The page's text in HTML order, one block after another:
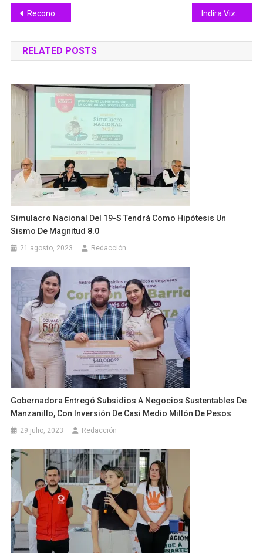
Navegación
de
entradas
Reconoce gobernadora Indira Vizcaíno a 75 estudiantes que destacaron en Olimpiada del Conocimiento Infantil
RELATED POSTS
Simulacro Nacional Del 19-S Tendrá Como Hipótesis Un
Sismo De Magnitud 8.0
21 agosto, 2023 Redacción
Gobernadora Entregó Subsidios A Negocios Sustentables De
Manzanillo, Con Inversión De Casi Medio Millón De Pesos
29 julio, 2023 Redacción